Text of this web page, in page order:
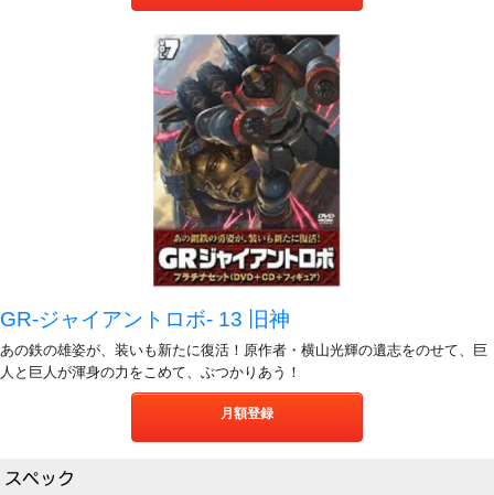
GR-ジャイアントロボ- 13 旧神
あの鉄の雄姿が、装いも新たに復活！原作者・横山光輝の遺志をのせて、巨
人と巨人が渾身の力をこめて、ぶつかりあう！
月額登録